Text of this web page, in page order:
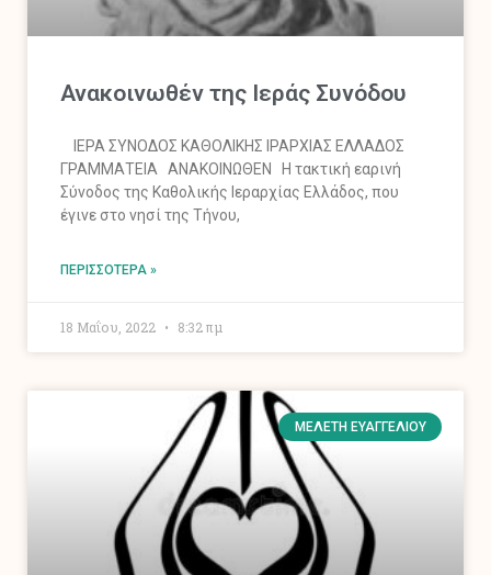
Ανακοινωθέν της Ιεράς Συνόδου
ΙΕΡΑ ΣΥΝΟΔΟΣ ΚΑΘΟΛΙΚΗΣ ΙΡΑΡΧΙΑΣ ΕΛΛΑΔΟΣ
ΓΡΑΜΜΑΤΕΙΑ ΑΝΑΚΟΙΝΩΘΕΝ Η τακτική εαρινή
Σύνοδος της Καθολικής Ιεραρχίας Ελλάδος, που
έγινε στο νησί της Τήνου,
ΠΕΡΙΣΣΌΤΕΡΑ »
18 Μαΐου, 2022 8:32 πμ
ΜΕΛΈΤΗ ΕΥΑΓΓΕΛΊΟΥ